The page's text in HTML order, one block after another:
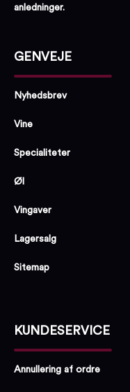
anledninger.
GENVEJE
Nyhedsbrev
Vine
Specialiteter
Øl
Vingaver
Lagersalg
Sitemap
KUNDESERVICE
Annullering af ordre